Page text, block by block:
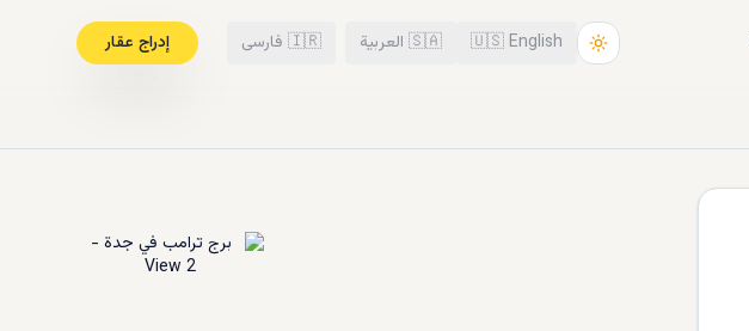
🇺🇸 English
🇸🇦 العربية 🇮🇷 فارسی إدراج عقار